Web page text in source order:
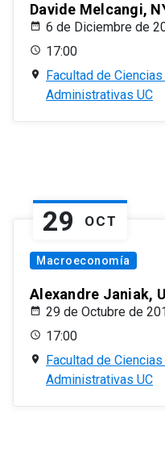
Davide Melcangi,
6 de Diciembre de
17:00
Facultad de
Administrativas UC
29 OCT
Macroeconomía
Alexandre Janiak,
29 de Octubre de
17:00
Facultad de
Administrativas UC